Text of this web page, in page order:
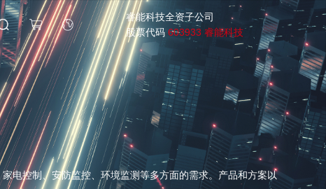
睿能科技全资子公司
股票代码 603933 睿能科技
电控制、安防监控、环境监测等多方面的需求。产品和方案以